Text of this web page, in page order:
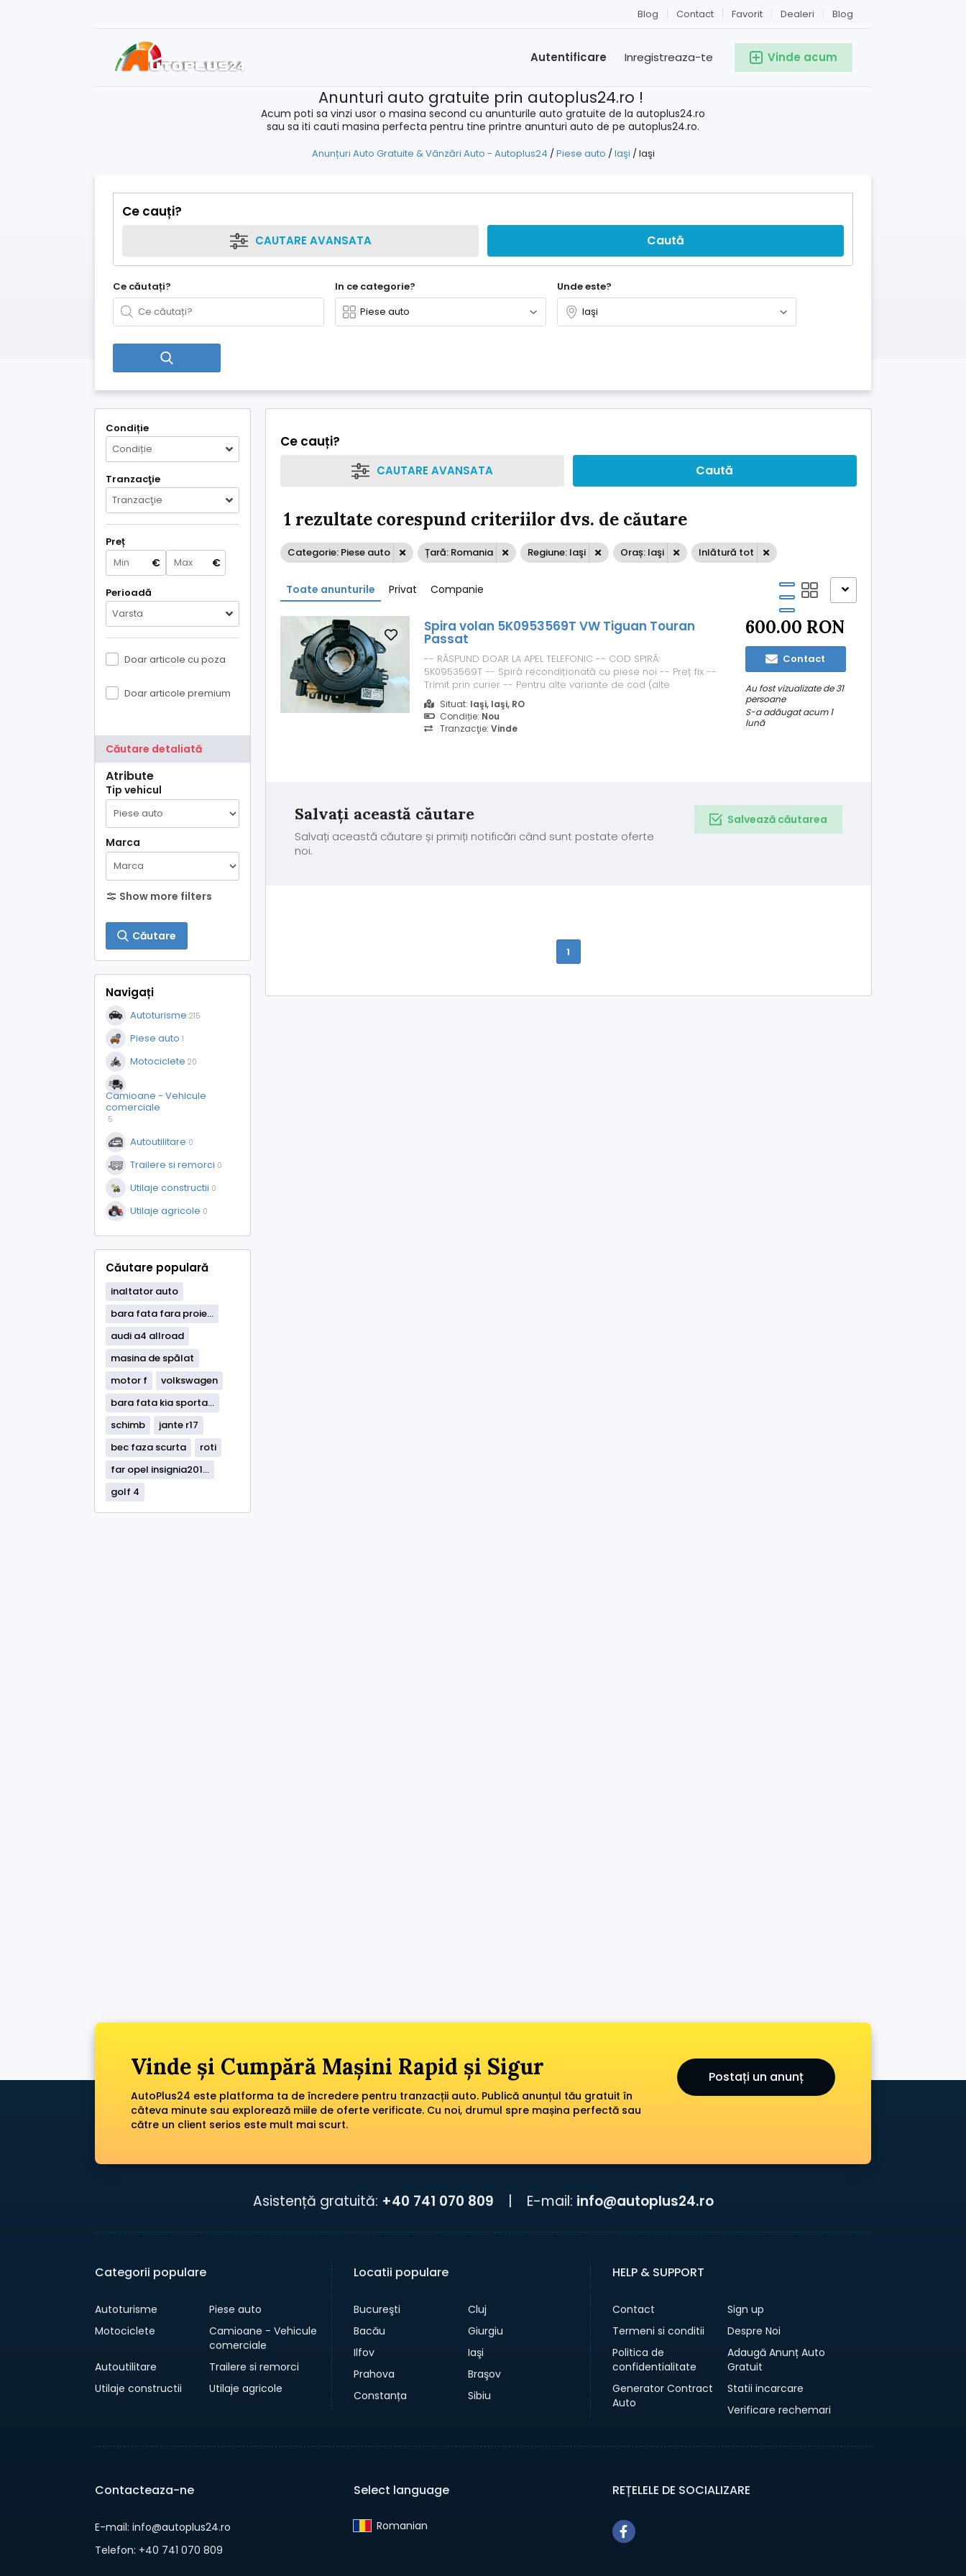
Blog
Dealeri
Favorit
Contact
Blog
Vinde acum
Inregistreaza-te
Autentificare
Anunturi auto gratuite prin autoplus24.ro !
Acum poti sa vinzi usor o masina second cu anunturile auto gratuite de la autoplus24.ro
sau sa iti cauti masina perfecta pentru tine printre anunturi auto de pe autoplus24.ro.
Anunțuri Auto Gratuite & Vânzări Auto - Autoplus24 /Piese auto /Iaşi /Iaşi
Ce cauți?
CAUTARE AVANSATA Caută
Ce căutați? In ce categorie? Unde este?
Condiție
Condiție
Tranzacţie
Tranzacţie
Preț
€ €
Perioadă
Varsta
Doar articole cu poza
Doar articole premium
Căutare detaliată
Atribute
Tip vehicul
Marca
Show more filters
Căutare
Navigați
Autoturisme 215
Piese auto 1
Motociclete 20
Camioane - Vehicule
comerciale
5
Autoutilitare 0
Trailere si remorci 0
Utilaje constructii 0
Utilaje agricole 0
Căutare populară
inaltator auto
bara fata fara proie...
audi a4 allroad
masina de spălat
motor f
volkswagen
bara fata kia sporta...
schimb
jante r17
bec faza scurta
roti
far opel insignia201...
golf 4
Ce cauți?
CAUTARE AVANSATA Caută
1 rezultate corespund criteriilor dvs. de căutare
Categorie: Piese auto Țară: Romania Regiune: Iaşi Oraș: Iaşi Inlătură tot
Toate anunturile Privat Companie
Spira volan 5K0953569T VW Tiguan Touran
Passat
-- RĂSPUND DOAR LA APEL TELEFONIC -- COD SPIRĂ:
5K0953569T -- Spiră recondiționată cu piese noi -- Preț fix --
Trimit prin curier -- Pentru alte variante de cod (alte
terminații), sunați pentru verificare disponibilitate -- Dacă
produsul nu este pe stoc, pot oferi recondiționarea /
reparația spirei defecte a clientului...
Situat: Iaşi, Iaşi, RO
Condiție: Nou
Tranzacţie: Vinde
600.00 RON
Contact
Au fost vizualizate de 31
persoane
S-a adăugat acum 1
lună
Salvați această căutare
Salvați această căutare și primiți notificări când sunt postate oferte
noi.
Salvează căutarea
1
Vinde și Cumpără Mașini Rapid și Sigur
AutoPlus24 este platforma ta de încredere pentru tranzacții auto. Publică anunțul tău gratuit în
câteva minute sau explorează miile de oferte verificate. Cu noi, drumul spre mașina perfectă sau
către un client serios este mult mai scurt.
Postați un anunț
Asistență gratuită: +40 741 070 809 E-mail: info@autoplus24.ro
Categorii populare
Autoturisme
Piese auto
Motociclete
Camioane - Vehicule
comerciale
Autoutilitare
Trailere si remorci
Utilaje constructii
Utilaje agricole
Locatii populare
Bucureşti
Cluj
Bacău
Giurgiu
Ilfov
Iaşi
Prahova
Braşov
Constanța
Sibiu
HELP & SUPPORT
Contact
Sign up
Termeni si conditii
Despre Noi
Politica de
confidentialitate
Adaugă Anunț Auto
Gratuit
Generator Contract
Auto
Statii incarcare
Verificare rechemari
Contacteaza-ne
E-mail: info@autoplus24.ro
Telefon: +40 741 070 809
Select language
Romanian‎
REȚELELE DE SOCIALIZARE